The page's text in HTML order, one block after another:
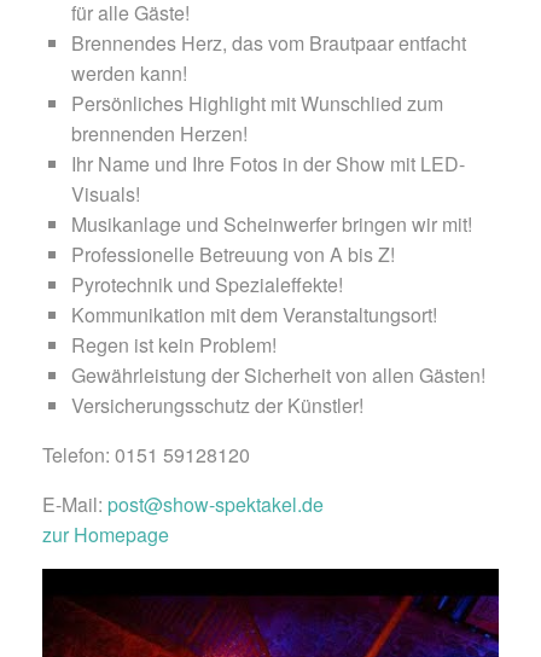
für alle Gäste!
Brennendes Herz, das vom Brautpaar entfacht
werden kann!
Persönliches Highlight mit Wunschlied zum
brennenden Herzen!
Ihr Name und Ihre Fotos in der Show mit LED-
Visuals!
Musikanlage und Scheinwerfer bringen wir mit!
Professionelle Betreuung von A bis Z!
Pyrotechnik und Spezialeffekte!
Kommunikation mit dem Veranstaltungsort!
Regen ist kein Problem!
Gewährleistung der Sicherheit von allen Gästen!
Versicherungsschutz der Künstler!
Telefon: 0151 59128120
E-Mail: post@show-spektakel.de
zur Homepage